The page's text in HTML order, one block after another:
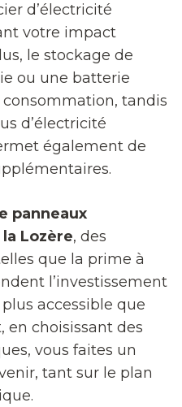
d’électricité
votre impact
le stockage de
ou une batterie
tandis
d’électricité
également de
panneaux
Lozère, des
que la prime à
l’investissement
accessible que
en choisissant des
vous faites un
tant sur le plan